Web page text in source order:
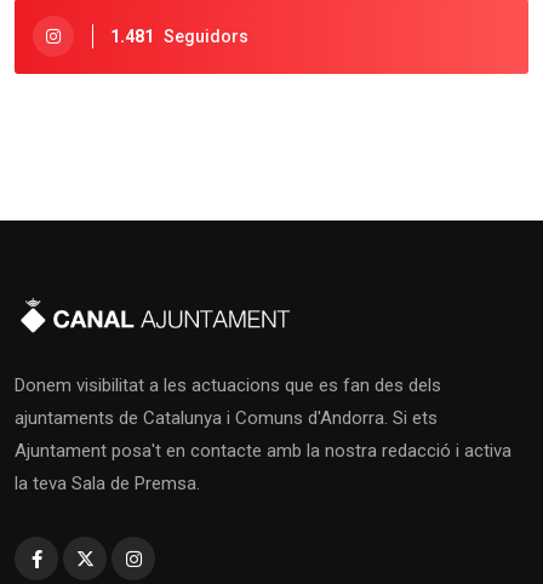
1.481 Seguidors
Donem visibilitat a les actuacions que es fan des dels
ajuntaments de Catalunya i Comuns d'Andorra. Si ets
Ajuntament posa't en contacte amb la nostra redacció i activa
la teva Sala de Premsa.